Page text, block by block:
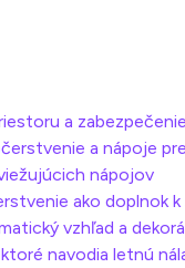
a
a nápoje
nápojov
ako doplnok
vzhľad a
navodia letnú